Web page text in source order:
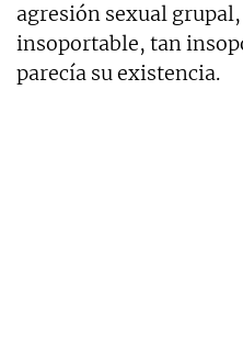
agresión sexual
insoportable, tan
parecía su existencia.